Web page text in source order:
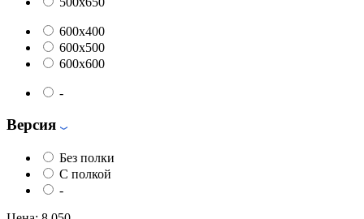
600x400
600x500
600x600
-
Версия
Без полки
С полкой
-